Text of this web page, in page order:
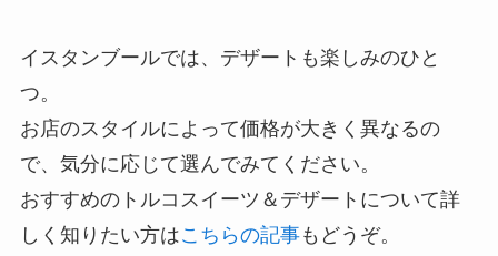
イスタンブールでは、デザートも楽しみのひと
つ。
お店のスタイルによって価格が大きく異なるの
で、気分に応じて選んでみてください。
おすすめのトルコスイーツ＆デザートについて詳
しく知りたい方はこちらの記事もどうぞ。